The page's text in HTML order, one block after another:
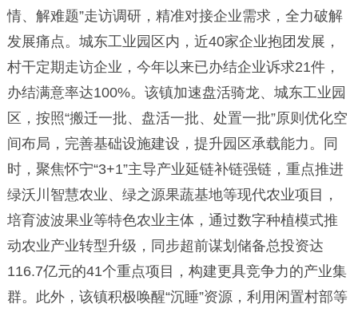
情、解难题”走访调研，精准对接企业需求，全力破解
发展痛点。城东工业园区内，近40家企业抱团发展，
村干定期走访企业，今年以来已办结企业诉求21件，
办结满意率达100%。该镇加速盘活骑龙、城东工业园
区，按照“搬迁一批、盘活一批、处置一批”原则优化空
间布局，完善基础设施建设，提升园区承载能力。同
时，聚焦怀宁“3+1”主导产业延链补链强链，重点推进
绿沃川智慧农业、绿之源果蔬基地等现代农业项目，
培育波波果业等特色农业主体，通过数字种植模式推
动农业产业转型升级，同步超前谋划储备总投资达
116.7亿元的41个重点项目，构建更具竞争力的产业集
群。此外，该镇积极唤醒“沉睡”资源，利用闲置村部等